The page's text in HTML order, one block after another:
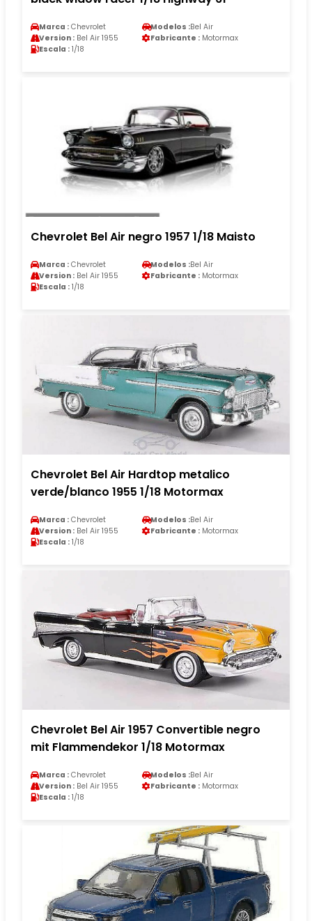
Marca : Chevrolet Modelos :Bel Air
Version : Bel Air 1955 Fabricante : Motormax
Escala : 1/18
Chevrolet Bel Air negro 1957 1/18 Maisto
Marca : Chevrolet Modelos :Bel Air
Version : Bel Air 1955 Fabricante : Motormax
Escala : 1/18
Chevrolet Bel Air Hardtop metalico
verde/blanco 1955 1/18 Motormax
Marca : Chevrolet Modelos :Bel Air
Version : Bel Air 1955 Fabricante : Motormax
Escala : 1/18
Chevrolet Bel Air 1957 Convertible negro
mit Flammendekor 1/18 Motormax
Marca : Chevrolet Modelos :Bel Air
Version : Bel Air 1955 Fabricante : Motormax
Escala : 1/18